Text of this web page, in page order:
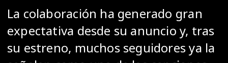
La colaboración ha generado gran
expectativa desde su anuncio y, tras
su estreno, muchos seguidores ya la